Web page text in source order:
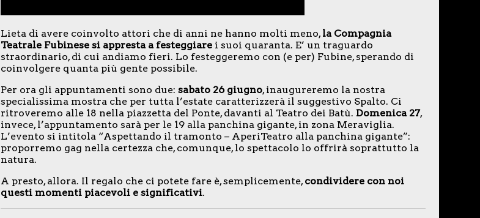
Lieta di avere coinvolto attori che di anni ne hanno molti meno,la Compagnia
Teatrale Fubinese si appresta a festeggiarei suoi quaranta. E’ un traguardo
straordinario, di cui andiamo fieri. Lo festeggeremo con (e per) Fubine, sperando di
coinvolgere quanta più gente possibile.
Per ora gli appuntamenti sono due: sabato 26 giugno, inaugureremo la nostra
specialissima mostra che per tutta l’estate caratterizzerà il suggestivo Spalto. Ci
ritroveremo alle 18 nella piazzetta del Ponte, davanti al Teatro dei Batù. Domenica 27,
invece, l’appuntamento sarà per le 19 alla panchina gigante, in zona Meraviglia.
L’evento si intitola “Aspettando il tramonto – AperiTeatro alla panchina gigante”:
proporremo gag nella certezza che, comunque, lo spettacolo lo offrirà soprattutto la
natura.
A presto, allora. Il regalo che ci potete fare è, semplicemente,condividere con noi
questi momenti piacevoli e significativi.